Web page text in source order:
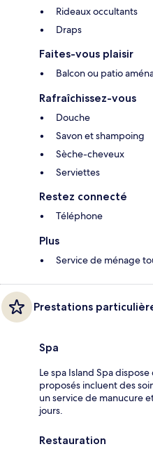
Rideaux occultants
Draps
Faites-vous plaisir
Balcon ou patio
Rafraîchissez-vous
Douche
Savon et shampoing
Sèche-cheveux
Serviettes
Restez connecté
Téléphone
Plus
Service de ménage
Prestations
Spa
Le spa Island Spa
proposés incluent des
un service de manucure
jours.
Restauration